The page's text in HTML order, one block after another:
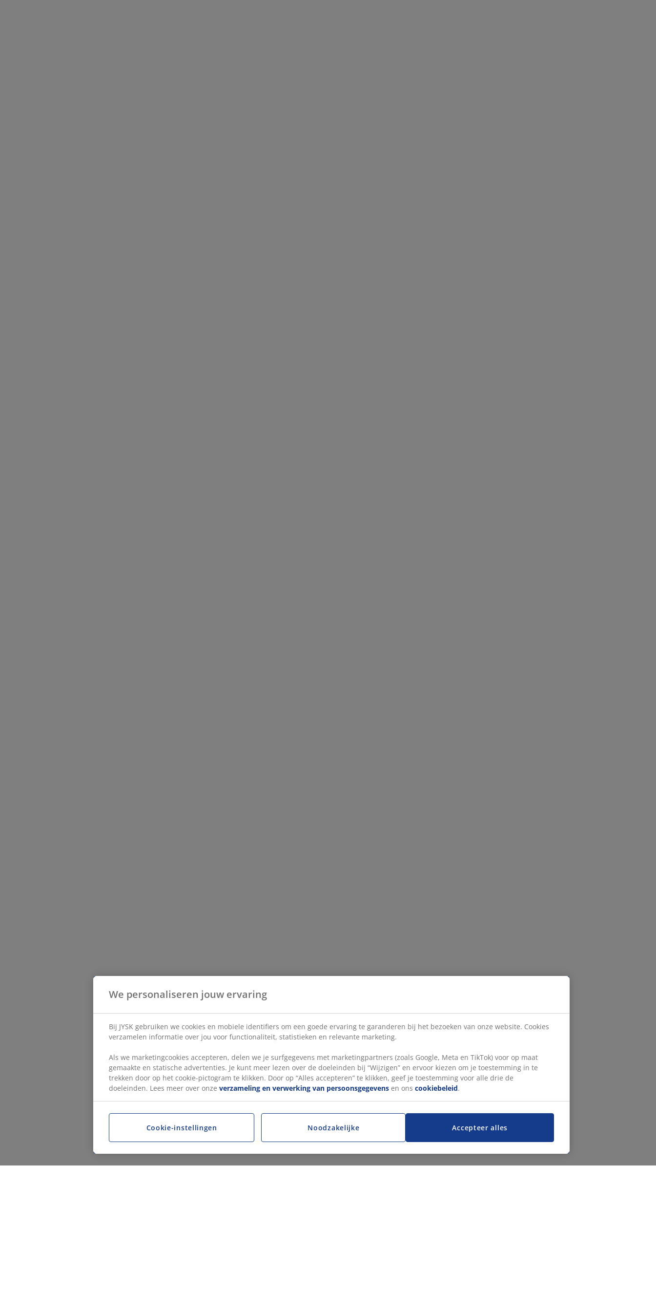
We personaliseren jouw ervaring
Bij JYSK gebruiken we cookies en mobiele identifiers om een goede ervaring te garanderen bij het bezoeken van onze website. Cookies
verzamelen informatie over jou voor functionaliteit, statistieken en relevante marketing.
Als we marketingcookies accepteren, delen we je surfgegevens met marketingpartners (zoals Google, Meta en TikTok) voor op maat
gemaakte en statische advertenties. Je kunt meer lezen over de doeleinden bij “Wijzigen” en ervoor kiezen om je toestemming in te
trekken door op het cookie-pictogram te klikken. Door op “Alles accepteren” te klikken, geef je toestemming voor alle drie de
doeleinden. Lees meer over onze verzameling en verwerking van persoonsgegevens en ons cookiebeleid.
Accepteer alles
Cookie-instellingen Noodzakelijke